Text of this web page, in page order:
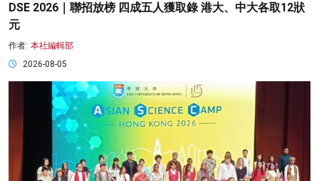
DSE 2026｜聯招放榜 四成五人獲取錄 港大、中大各取12狀
元
作者: 本社編輯部
2026-08-05